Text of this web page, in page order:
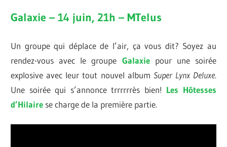
Galaxie – 14 juin, 21h – MTelus
Un groupe qui déplace de l’air, ça vous dit? Soyez au
rendez-vous avec le groupe Galaxiepour une soirée
explosive avec leur tout nouvel album Super Lynx Deluxe.
Une soirée qui s’annonce trrrrrrès bien! Les Hôtesses
d’Hilaire se charge de la première partie.